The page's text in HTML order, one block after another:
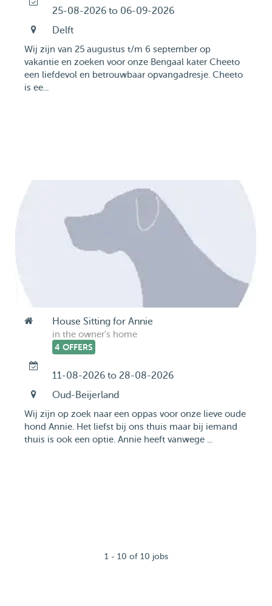
25-08-2026 to 06-09-2026
Delft
Wij zijn van 25 augustus t/m 6 september op
vakantie en zoeken voor onze Bengaal kater Cheeto
een liefdevol en betrouwbaar opvangadresje. Cheeto
is ee...
House Sitting for Annie
in the owner's home
4 OFFERS
11-08-2026 to 28-08-2026
Oud-Beijerland
Wij zijn op zoek naar een oppas voor onze lieve oude
hond Annie. Het liefst bij ons thuis maar bij iemand
thuis is ook een optie. Annie heeft vanwege ...
1 - 10 of 10 jobs